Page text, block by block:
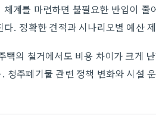
계를 마련하면 불필요한 반입이
. 정확한 견적과 시나리오별 예산
택의 철거에서도 비용 차이가 크게
청주폐기물 관련 정책 변화와 시설